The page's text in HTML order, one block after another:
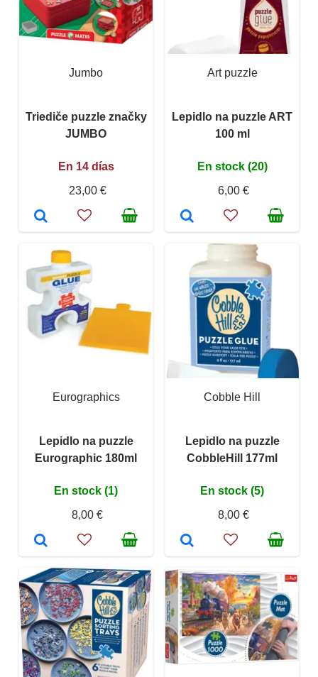
Jumbo
Triediče puzzle značky
JUMBO
En 14 días
23,00 €
Art puzzle
Lepidlo na puzzle ART
100 ml
En stock (20)
6,00 €
Eurographics
Lepidlo na puzzle
Eurographic 180ml
En stock (1)
8,00 €
Cobble Hill
Lepidlo na puzzle
CobbleHill 177ml
En stock (5)
8,00 €